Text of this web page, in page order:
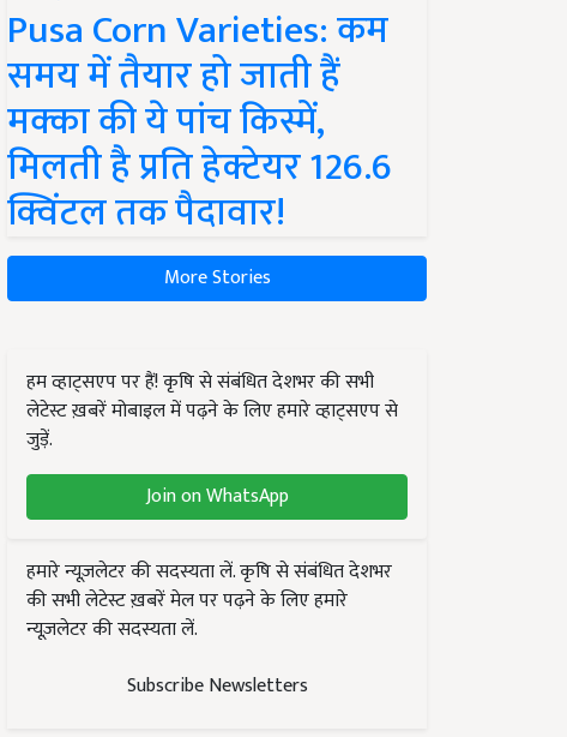
Pusa Corn Varieties: कम
समय में तैयार हो जाती हैं
मक्का की ये पांच किस्में,
मिलती है प्रति हेक्टेयर 126.6
क्विंटल तक पैदावार!
More Stories
हम व्हाट्सएप पर हैं! कृषि से संबंधित देशभर की सभी
लेटेस्ट ख़बरें मोबाइल में पढ़ने के लिए हमारे व्हाट्सएप से
जुड़ें.
Join on WhatsApp
हमारे न्यूज़लेटर की सदस्यता लें. कृषि से संबंधित देशभर
की सभी लेटेस्ट ख़बरें मेल पर पढ़ने के लिए हमारे
न्यूज़लेटर की सदस्यता लें.
Subscribe Newsletters